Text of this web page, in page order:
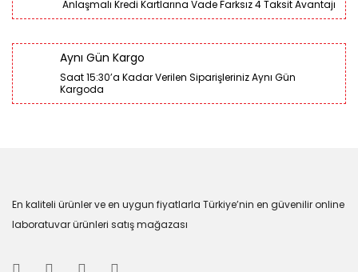
Anlaşmalı Kredi Kartlarına Vade Farksız 4 Taksit Avantajı
Aynı Gün Kargo
Saat 15:30’a Kadar Verilen Siparişleriniz Aynı Gün
Kargoda
En kaliteli ürünler ve en uygun fiyatlarla Türkiye’nin en güvenilir online
laboratuvar ürünleri satış mağazası